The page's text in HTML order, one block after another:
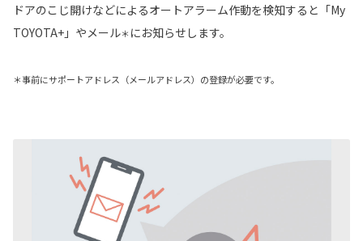
ドアのこじ開けなどによるオートアラーム作動を検知すると「My
TOYOTA+」やメール＊ にお知らせします。
＊事前にサポートアドレス（メールアドレス）の登録が必要です。